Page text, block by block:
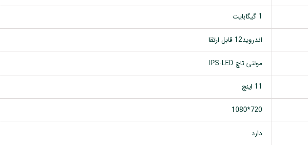
1 گیگابایت
اندروید12 قابل ارتقا
مولتی تاچ IPS-LED
11 اینچ
720*1080
دارد